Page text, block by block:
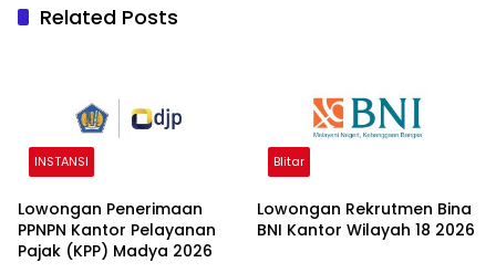
Related Posts
INSTANSI
Lowongan Penerimaan
PPNPN Kantor Pelayanan
Pajak (KPP) Madya 2026
Blitar
Lowongan Rekrutmen Bina
BNI Kantor Wilayah 18 2026